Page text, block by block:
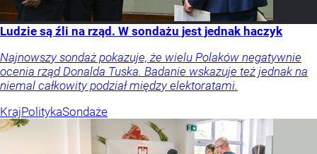
Ludzie są źli na rząd. W sondażu jest jednak haczyk
Najnowszy sondaż pokazuje, że wielu Polaków negatywnie
ocenia rząd Donalda Tuska. Badanie wskazuje też jednak na
niemal całkowity podział między elektoratami.
KrajPolitykaSondaże